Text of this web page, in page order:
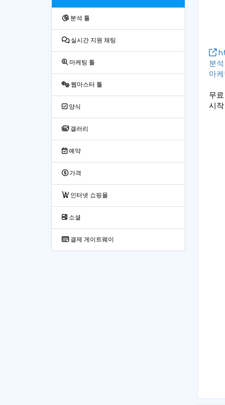
분석 툴
실시간 지원 채팅
마케팅 툴
웹마스터 툴
양식
갤러리
예약
가격
인터넷 쇼핑몰
소셜
결제 게이트웨이
분
마
무
시